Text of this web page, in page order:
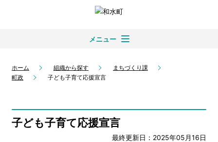
メニュー
ホーム 組織から探す
まちづくり課
町政
子ども子育て応援宣言
子ども子育て応援宣言
最終更新日：2025年05月16日